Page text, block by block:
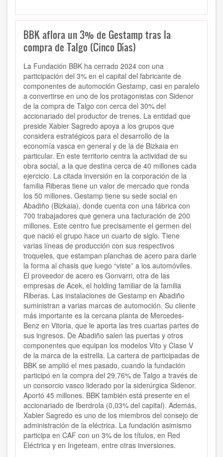
BBK aflora un 3% de Gestamp tras la
compra de Talgo (Cinco Días)
La Fundación BBK ha cerrado 2024 con una
participación del 3% en el capital del fabricante de
componentes de automoción Gestamp, casi en paralelo
a convertirse en uno de los protagonistas con Sidenor
de la compra de Talgo con cerca del 30% del
accionariado del productor de trenes. La entidad que
preside Xabier Sagredo apoya a los grupos que
considera estratégicos para el desarrollo de la
economía vasca en general y de la de Bizkaia en
particular. En este territorio centra la actividad de su
obra social, a la que destina cerca de 40 millones cada
ejercicio. La citada inversión en la corporación de la
familia Riberas tiene un valor de mercado que ronda
los 50 millones. Gestamp tiene su sede social en
Abadiño (Bizkaia), donde cuenta con una fábrica con
700 trabajadores que genera una facturación de 200
millones. Este centro fue precisamente el germen del
que nació el grupo hace un cuarto de siglo. Tiene
varias líneas de producción con sus respectivos
troqueles, que estampan planchas de acero para darle
la forma al chasis que luego “viste” a los automóviles.
El proveedor de acero es Gonvarri, otra de las
empresas de Acek, el holding familiar de la familia
Riberas. Las instalaciones de Gestamp en Abadiño
suministran a varias marcas de automoción. Su cliente
más importante es la cercana planta de Mercedes-
Benz en Vitoria, que le aporta las tres cuartas partes de
sus ingresos. De Abadiño salen las puertas y otros
componentes que equipan los modelos Vito y Clase V
de la marca de la estrella. La cartera de participadas de
BBK se amplió el mes pasado, cuando la fundación
participó en la compra del 29,76% de Talgo a través de
un consorcio vasco liderado por la siderúrgica Sidenor.
Aportó 45 millones. BBK también está presente en el
accionariado de Iberdrola (0,03% del capital). Además,
Xabier Sagredo es uno de los miembros del consejo de
administración de la eléctrica. La fundación asimismo
participa en CAF con un 3% de los títulos, en Red
Eléctrica y en Ingeteam, entre otras inversiones.